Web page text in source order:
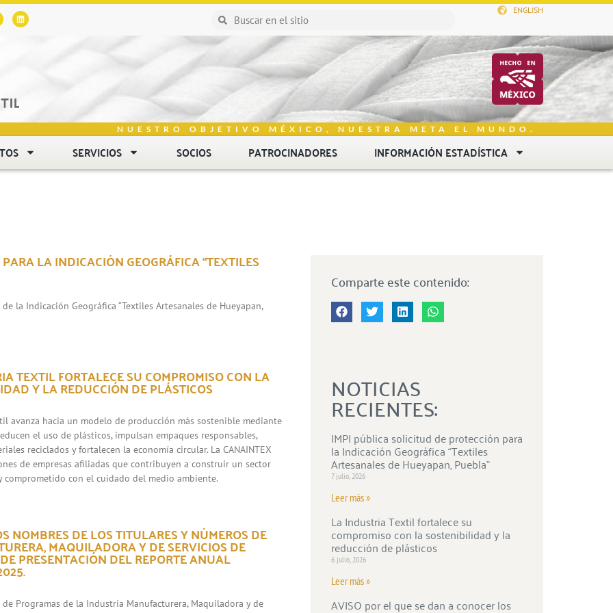
ENGLISH
NUESTRO OBJETIVO MÉXICO, NUESTRA META EL MUNDO.
SERVICIOS SOCIOS PATROCINADORES INFORMACIÓN ESTADÍSTICA
LA INDICACIÓN GEOGRÁFICA “TEXTILES
la Indicación Geográfica “Textiles Artesanales de Hueyapan,
TEXTIL FORTALECE SU COMPROMISO CON LA
Y LA REDUCCIÓN DE PLÁSTICOS
avanza hacia un modelo de producción más sostenible mediante
el uso de plásticos, impulsan empaques responsables,
reciclados y fortalecen la economía circular. La CANAINTEX
de empresas afiliadas que contribuyen a construir un sector
comprometido con el cuidado del medio ambiente.
NOMBRES DE LOS TITULARES Y NÚMEROS DE
MAQUILADORA Y DE SERVICIOS DE
PRESENTACIÓN DEL REPORTE ANUAL
Programas de la Industria Manufacturera, Maquiladora y de
Comparte este contenido:
NOTICIAS
RECIENTES:
IMPI pública solicitud de protección para
la Indicación Geográfica “Textiles
Artesanales de Hueyapan, Puebla”
7 julio, 2026
Leer más »
La Industria Textil fortalece su
compromiso con la sostenibilidad y la
reducción de plásticos
6 julio, 2026
Leer más »
AVISO por el que se dan a conocer los